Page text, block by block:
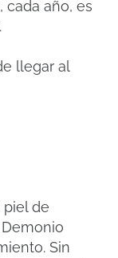
cada año, es
llegar al
de
Sin